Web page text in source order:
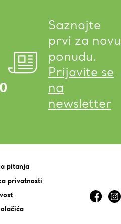
Saznajte
prvi za novu
ponudu.
Prijavite se
na
newsletter
pitanja
privatnosti